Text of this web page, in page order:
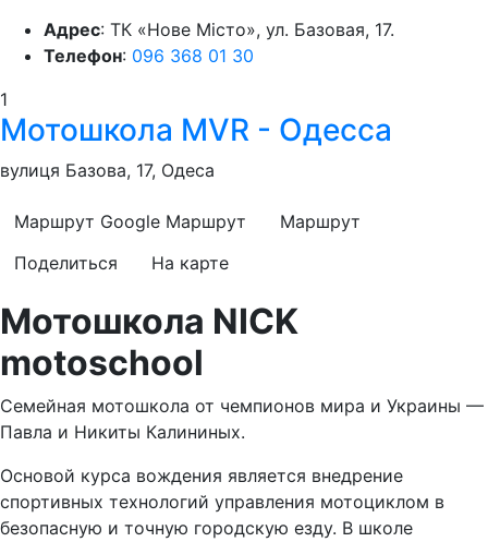
Адрес: ТК «Нове Мiсто», ул. Базовая, 17.
Телефон: 096 368 01 30
1
Мотошкола MVR - Одесса
вулиця Базова, 17, Одеса
Маршрут Google Маршрут
Маршрут
Поделиться
На карте
Мотошкола NICK
motoschool
Семейная мотошкола от чемпионов мира и Украины —
Павла и Никиты Калининых.
Основой курса вождения является внедрение
спортивных технологий управления мотоциклом в
безопасную и точную городскую езду. В школе